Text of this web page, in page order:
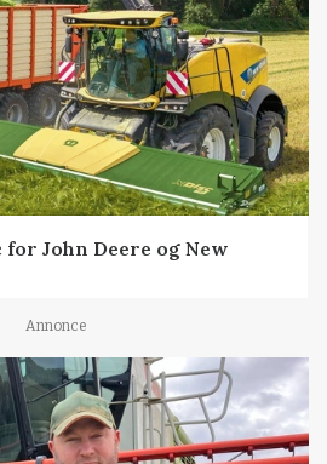
John Deere og New
Annonce